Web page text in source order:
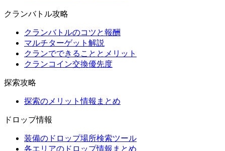
クランバトル攻略
クランバトルのコツと報酬
マルチターゲット解説
クランでできることとメリット
クランコイン交換優先度
探索攻略
探索のメリット情報まとめ
ドロップ情報
装備のドロップ場所検索ツール
各エリアのドロップ情報まとめ